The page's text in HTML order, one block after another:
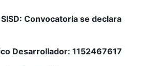
Convocatoria se declara
Desarrollador: 1152467617